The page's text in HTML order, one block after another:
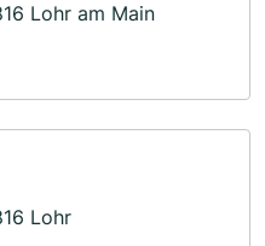
Lohr am Main
Lohr